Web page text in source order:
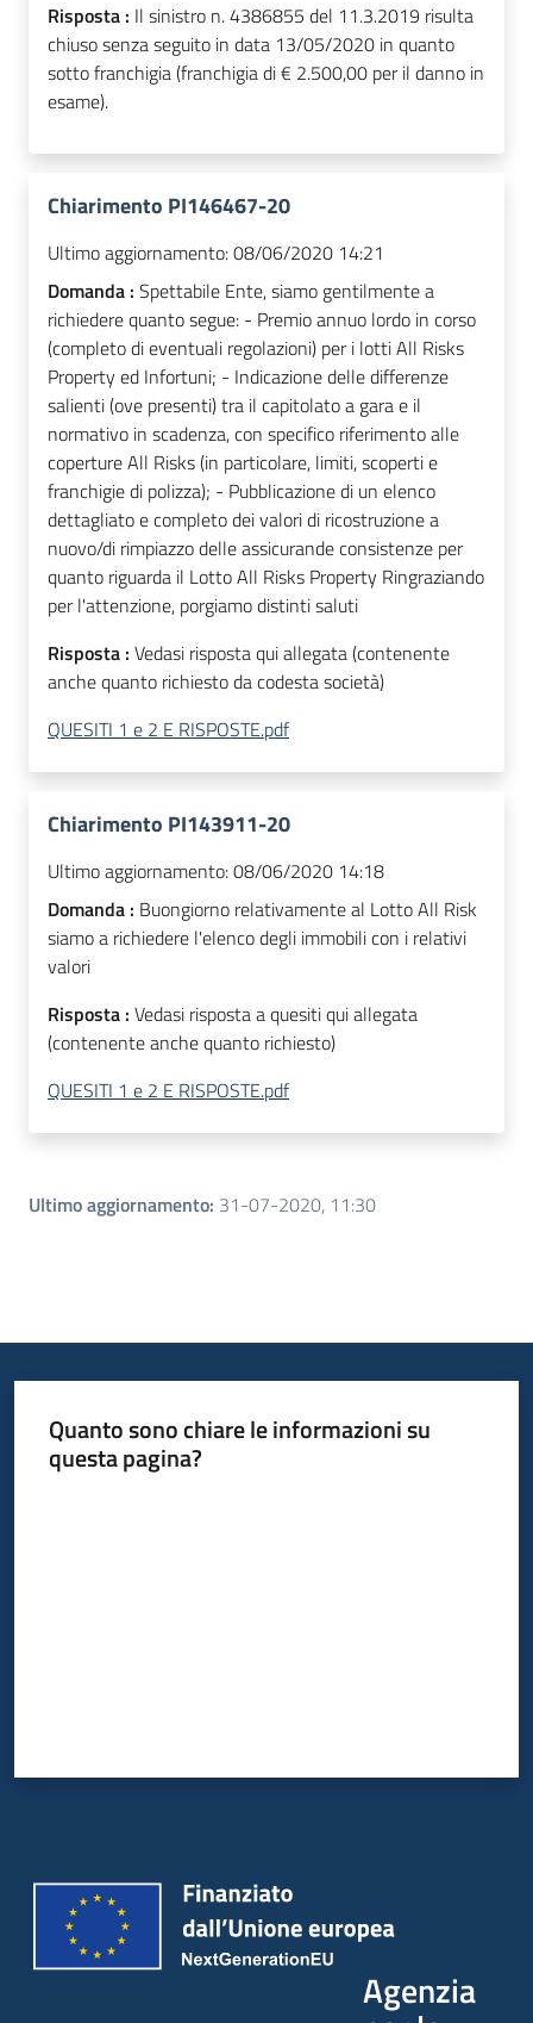
Risposta : Il sinistro n. 4386855 del 11.3.2019 risulta
chiuso senza seguito in data 13/05/2020 in quanto
sotto franchigia (franchigia di € 2.500,00 per il danno in
esame).
Chiarimento PI146467-20
Ultimo aggiornamento:08/06/2020 14:21
Domanda : Spettabile Ente, siamo gentilmente a
richiedere quanto segue: - Premio annuo lordo in corso
(completo di eventuali regolazioni) per i lotti All Risks
Property ed Infortuni; - Indicazione delle differenze
salienti (ove presenti) tra il capitolato a gara e il
normativo in scadenza, con specifico riferimento alle
coperture All Risks (in particolare, limiti, scoperti e
franchigie di polizza); - Pubblicazione di un elenco
dettagliato e completo dei valori di ricostruzione a
nuovo/di rimpiazzo delle assicurande consistenze per
quanto riguarda il Lotto All Risks Property Ringraziando
per l'attenzione, porgiamo distinti saluti
Risposta : Vedasi risposta qui allegata (contenente
anche quanto richiesto da codesta società)
QUESITI 1 e 2 E RISPOSTE.pdf
Chiarimento PI143911-20
Ultimo aggiornamento:08/06/2020 14:18
Domanda : Buongiorno relativamente al Lotto All Risk
siamo a richiedere l'elenco degli immobili con i relativi
valori
Risposta : Vedasi risposta a quesiti qui allegata
(contenente anche quanto richiesto)
QUESITI 1 e 2 E RISPOSTE.pdf
Ultimo aggiornamento: 31-07-2020, 11:30
Quanto sono chiare le informazioni su
questa pagina?
Agenzia